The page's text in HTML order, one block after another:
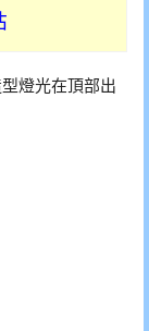
燈光在頂部出